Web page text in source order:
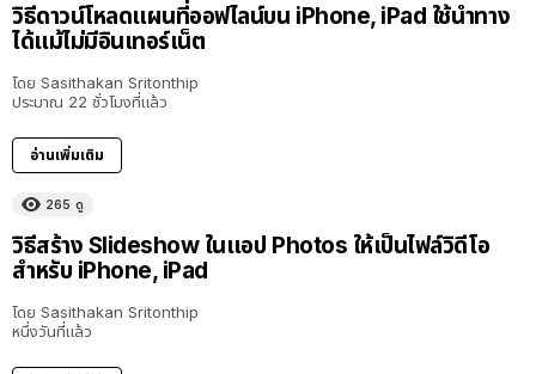
วิธีดาวน์โหลดแผนที่ออฟไลน์บน iPhone, iPad ใช้นำทาง
ได้แม้ไม่มีอินเทอร์เน็ต
โดย Sasithakan Sritonthip
ประมาณ 22 ชั่วโมงที่แล้ว
อ่านเพิ่มเติม
265 ดู
วิธีสร้าง Slideshow ในแอป Photos ให้เป็นไฟล์วิดีโอ
สำหรับ iPhone, iPad
โดย Sasithakan Sritonthip
หนึ่งวันที่แล้ว